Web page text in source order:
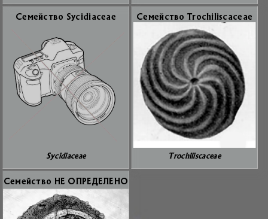
Се­мей­ство Sycidiaceae
Sycidiaceae
Се­мей­ство Trochiliscaceae
Trochiliscaceae
Се­мей­ство НЕ ОПРЕ­ДЕ­ЛЕ­НО